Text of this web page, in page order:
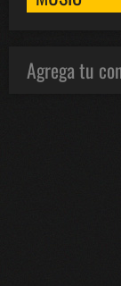
Agrega tu